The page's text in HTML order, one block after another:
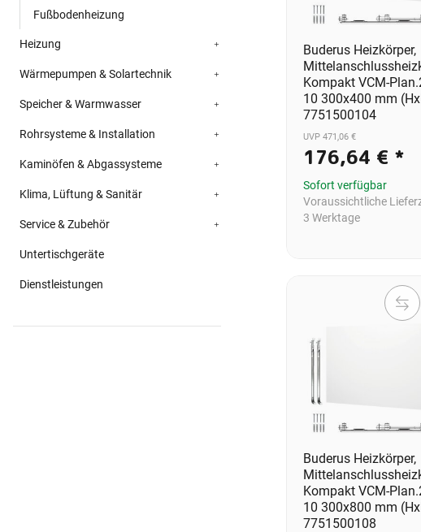
Buderus Heizkörper,
Kompakt VCM-
10 300x400 mm
7751500104
UVP 471,06 €
176,64 € *
Sofort verfügbar
Voraussichtliche
3 Werktage
Buderus Heizkörper,
Kompakt VCM-
10 300x800 mm
7751500108
Fußbodenheizung
Heizung
Wärmepumpen & Solartechnik
Speicher & Warmwasser
Rohrsysteme & Installation
Kaminöfen & Abgassysteme
Klima, Lüftung & Sanitär
Service & Zubehör
Untertischgeräte
Dienstleistungen